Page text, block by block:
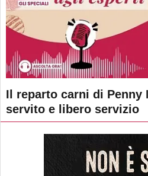
Il reparto carni di Penny
servito e libero servizio